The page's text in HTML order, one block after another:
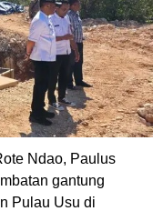
Ndao, Paulus
gantung
Pulau Usu di